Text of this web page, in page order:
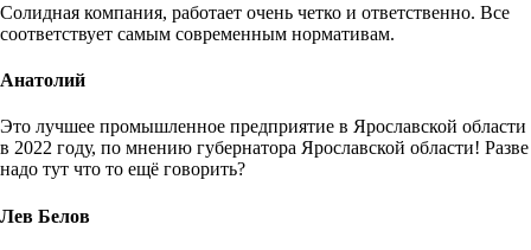
Солидная компания, работает очень четко и ответственно. Все
соответствует самым современным нормативам.
Анатолий
Это лучшее промышленное предприятие в Ярославской области
в 2022 году, по мнению губернатора Ярославской области! Разве
надо тут что то ещё говорить?
Лев Белов